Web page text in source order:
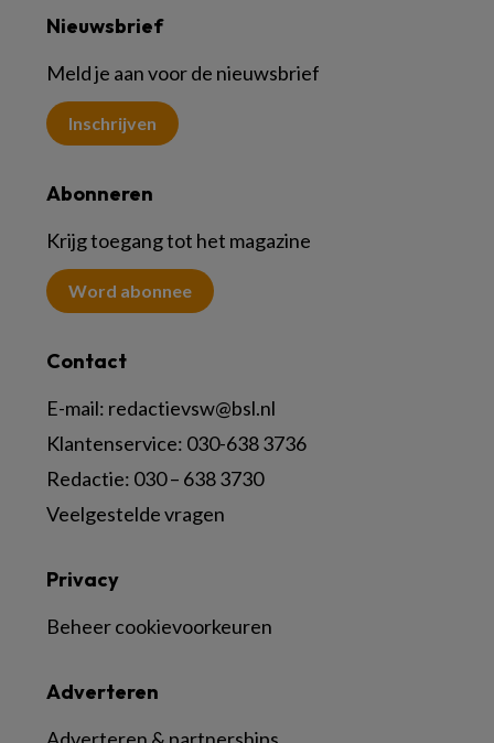
Nieuwsbrief
Meld je aan voor de nieuwsbrief
Inschrijven
Abonneren
Krijg toegang tot het magazine
Word abonnee
Contact
E-mail: redactievsw@bsl.nl
Klantenservice: 030-638 3736
Redactie: 030 – 638 3730
Veelgestelde vragen
Adverteren
Privacy
Beheer cookievoorkeuren